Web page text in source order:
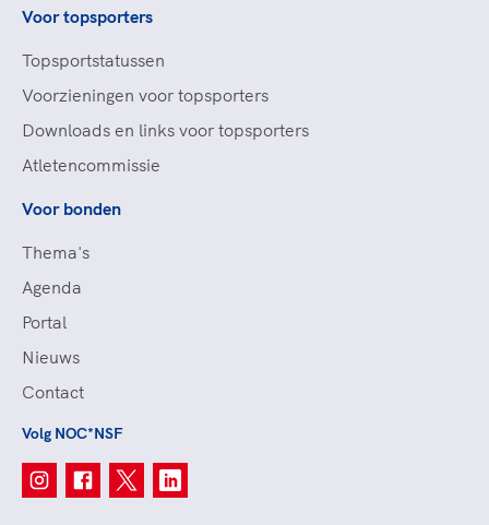
Voor topsporters
Topsportstatussen
Voorzieningen voor topsporters
Downloads en links voor topsporters
Atletencommissie
Voor bonden
Thema's
Agenda
Portal
Nieuws
Contact
Volg NOC*NSF